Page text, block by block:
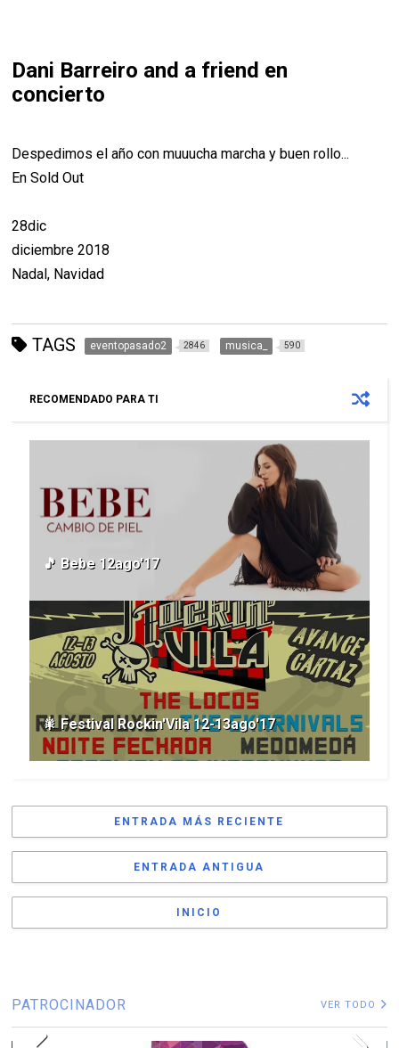
Dani Barreiro and a friend en
concierto
Despedimos el año con muuucha marcha y buen rollo...
En Sold Out
28dic
diciembre 2018
Nadal, Navidad
TAGS eventopasado2 2846 musica_ 590
RECOMENDADO PARA TI
🎵 Bebe 12ago'17
🎇 Festival Rockin'Vila 12-13ago'17
ENTRADA MÁS RECIENTE
ENTRADA ANTIGUA
INICIO
PATROCINADOR VER TODO